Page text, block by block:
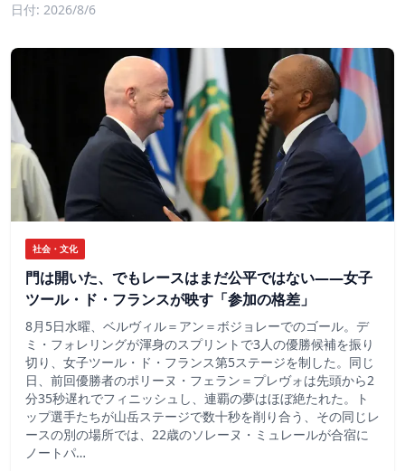
日付: 2026/8/6
社会・文化
門は開いた、でもレースはまだ公平ではない――女子
ツール・ド・フランスが映す「参加の格差」
8月5日水曜、ベルヴィル＝アン＝ボジョレーでのゴール。デ
ミ・フォレリングが渾身のスプリントで3人の優勝候補を振り
切り、女子ツール・ド・フランス第5ステージを制した。同じ
日、前回優勝者のポリーヌ・フェラン＝プレヴォは先頭から2
分35秒遅れでフィニッシュし、連覇の夢はほぼ絶たれた。ト
ップ選手たちが山岳ステージで数十秒を削り合う、その同じレ
ースの別の場所では、22歳のソレーヌ・ミュレールが合宿に
ノートパ…